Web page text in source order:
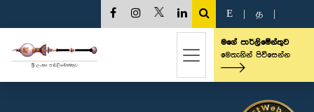
E த
මගේ පාර්ලිමේන්තුව
මෙතැනින් පිවිසෙන්න